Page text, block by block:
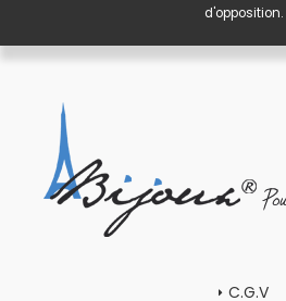
d'opposition.
C.G.V